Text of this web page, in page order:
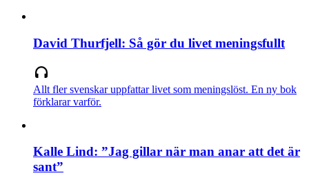
David Thurfjell: Så gör du livet meningsfullt
Allt fler svenskar uppfattar livet som meningslöst. En ny bok
förklarar varför.
Kalle Lind: ”Jag gillar när man anar att det är
sant”